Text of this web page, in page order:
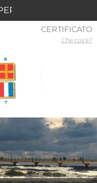
CERTIFICATO
Che cos'è?